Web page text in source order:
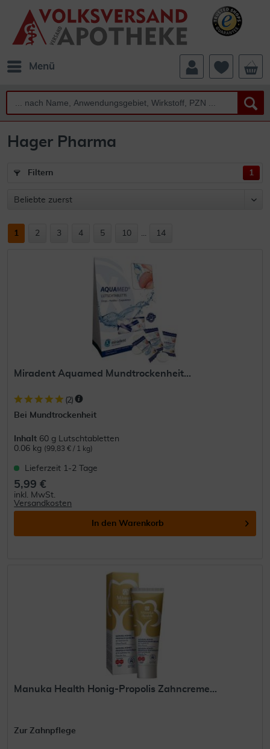
Menü
Hager Pharma
Filtern 1
1 2 3 4 5 10 ... 14
Miradent Aquamed Mundtrockenheit...
(2)
Bei Mundtrockenheit
Inhalt 60 g Lutschtabletten
0.06 kg (99,83 € / 1 kg)
Lieferzeit 1-2 Tage
5,99 €
inkl. MwSt.
Versandkosten
In den Warenkorb
Manuka Health Honig-Propolis Zahncreme...
Zur Zahnpflege